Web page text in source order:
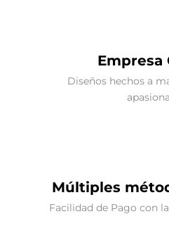
Empresa
Diseños hechos a
Múltiples
Facilidad de Pago con